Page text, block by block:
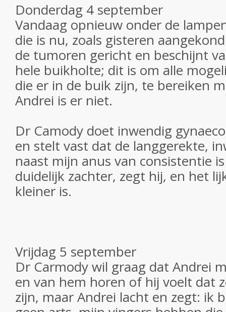
Donderdag 4 september
Vandaag opnieuw onder de
die is nu, zoals gisteren
de tumoren gericht en beschijnt
hele buikholte; dit is om alle
die er in de buik zijn, te bereiken
Andrei is er niet.
Dr Camody doet inwendig
en stelt vast dat de langgerekte,
naast mijn anus van consistentie
duidelijk zachter, zegt hij, en het
kleiner is.
Vrijdag 5 september
Dr Carmody wil graag dat Andrei
en van hem horen of hij voelt dat
zijn, maar Andrei lacht en zegt: ik